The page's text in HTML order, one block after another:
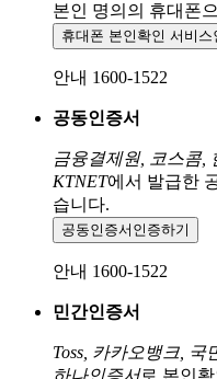
본인 명의의 휴대폰
휴대폰 본인확인 서비스
안내 1600-1522
공동인증서
금융결제원, 코스콤,
KTNET에서 발급한
습니다.
공동인증서 인증하기
안내 1600-1522
민간인증서
Toss, 카카오뱅크,